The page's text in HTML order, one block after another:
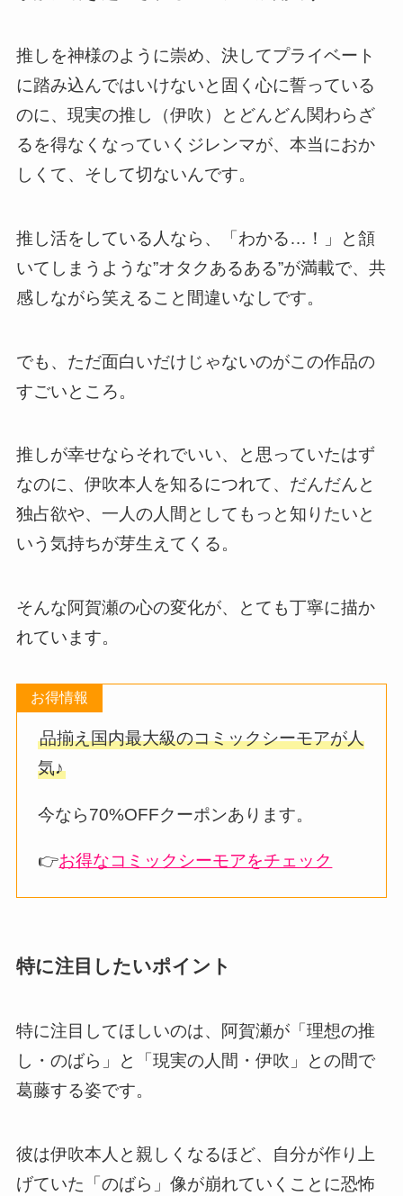
推しを神様のように崇め、決してプライベート
に踏み込んではいけないと固く心に誓っている
のに、現実の推し（伊吹）とどんどん関わらざ
るを得なくなっていくジレンマが、本当におか
しくて、そして切ないんです。
推し活をしている人なら、「わかる…！」と頷
いてしまうような”オタクあるある”が満載で、共
感しながら笑えること間違いなしです。
でも、ただ面白いだけじゃないのがこの作品の
すごいところ。
推しが幸せならそれでいい、と思っていたはず
なのに、伊吹本人を知るにつれて、だんだんと
独占欲や、一人の人間としてもっと知りたいと
いう気持ちが芽生えてくる。
そんな阿賀瀬の心の変化が、とても丁寧に描か
れています。
お得情報
品揃え国内最大級のコミックシーモアが人
気♪
今なら70%OFFクーポンあります。
👉お得なコミックシーモアをチェック
特に注目したいポイント
特に注目してほしいのは、阿賀瀬が「理想の推
し・のばら」と「現実の人間・伊吹」との間で
葛藤する姿です。
彼は伊吹本人と親しくなるほど、自分が作り上
げていた「のばら」像が崩れていくことに恐怖